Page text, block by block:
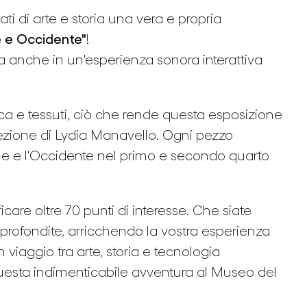
di arte e storia una vera e propria
e Occidente"!
anche in un'esperienza sonora interattiva
e tessuti, ciò che rende questa esposizione
di Lydia Manavello. Ogni pezzo
e l'Occidente nel primo e secondo quarto
oltre 70 punti di interesse. Che siate
arricchendo la vostra esperienza
viaggio tra arte, storia e tecnologia
indimenticabile avventura al Museo del